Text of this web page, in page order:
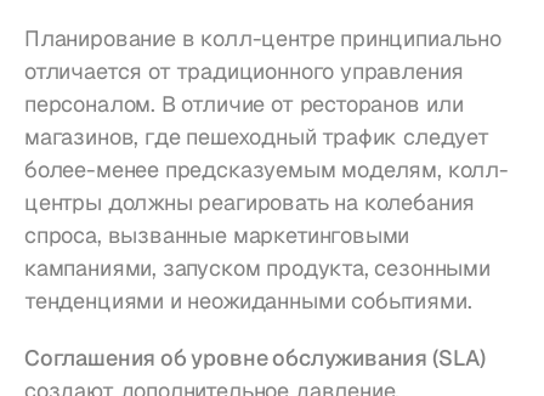
Планирование в колл-центре принципиально
отличается от традиционного управления
персоналом. В отличие от ресторанов или
магазинов, где пешеходный трафик следует
более-менее предсказуемым моделям, колл-
центры должны реагировать на колебания
спроса, вызванные маркетинговыми
кампаниями, запуском продукта, сезонными
тенденциями и неожиданными событиями.
Соглашения об уровне обслуживания (SLA)